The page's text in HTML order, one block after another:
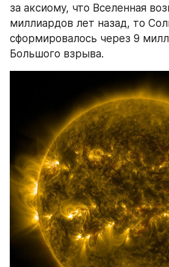
за аксиому, что Вселенная
миллиардов лет назад, то
сформировалось через 9
Большого взрыва.